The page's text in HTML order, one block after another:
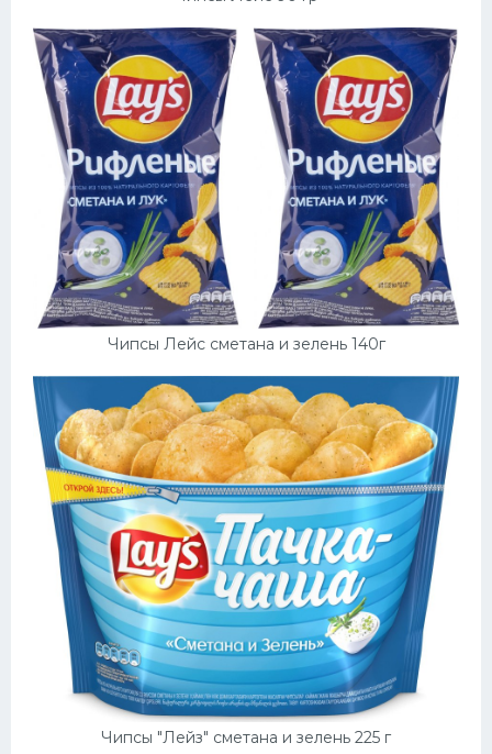
Чипсы Лейс сметана и зелень 140г
Чипсы "Лейз" сметана и зелень 225 г